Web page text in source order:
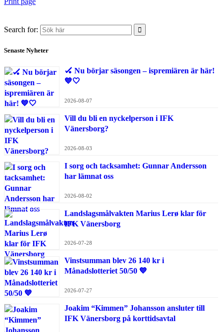
Search for:
Senaste Nyheter
🏑 Nu börjar säsongen – ispremiären är här!
💙🤍
2026-08-07
Vill du bli en nyckelperson i IFK
Vänersborg?
2026-08-03
I sorg och tacksamhet: Gunnar Andersson
har lämnat oss
2026-08-02
Landslagsmålvakten Marius Lerø klar för
IFK Vänersborg
2026-07-28
Vinstsumman blev 26 140 kr i
Månadslotteriet 50/50 💙
2026-07-27
Joakim “Kimmen” Johansson ansluter till
IFK Vänersborg på korttidsavtal